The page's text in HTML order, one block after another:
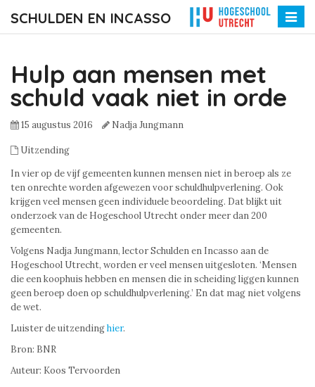
SCHULDEN EN INCASSO
Toggle
Hulp aan mensen met
schuld vaak niet in orde
15 augustus 2016 Nadja Jungmann
Uitzending
In vier op de vijf gemeenten kunnen mensen niet in beroep als ze
ten onrechte worden afgewezen voor schuldhulpverlening. Ook
krijgen veel mensen geen individuele beoordeling. Dat blijkt uit
onderzoek van de Hogeschool Utrecht onder meer dan 200
gemeenten.
Volgens Nadja Jungmann, lector Schulden en Incasso aan de
Hogeschool Utrecht, worden er veel mensen uitgesloten. ‘Mensen
die een koophuis hebben en mensen die in scheiding liggen kunnen
geen beroep doen op schuldhulpverlening.’ En dat mag niet volgens
de wet.
Luister de uitzendinghier.
Bron: BNR
Auteur: Koos Tervoorden